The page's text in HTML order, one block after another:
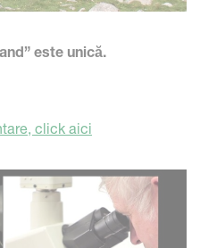
este unică.
click aici